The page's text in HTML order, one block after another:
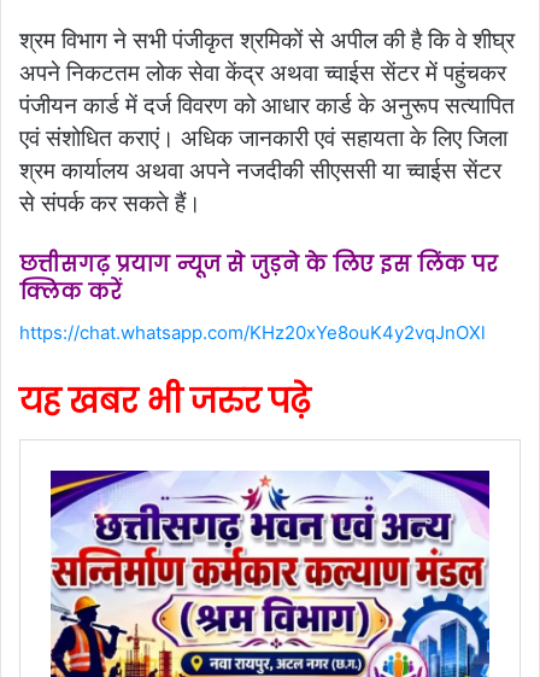
श्रम विभाग ने सभी पंजीकृत श्रमिकों से अपील की है कि वे शीघ्र
अपने निकटतम लोक सेवा केंद्र अथवा च्वाईस सेंटर में पहुंचकर
पंजीयन कार्ड में दर्ज विवरण को आधार कार्ड के अनुरूप सत्यापित
एवं संशोधित कराएं। अधिक जानकारी एवं सहायता के लिए जिला
श्रम कार्यालय अथवा अपने नजदीकी सीएससी या च्वाईस सेंटर
से संपर्क कर सकते हैं।
छत्तीसगढ़ प्रयाग न्यूज से जुड़ने के लिए इस लिंक पर
क्लिक करें
https://chat.whatsapp.com/KHz20xYe8ouK4y2vqJnOXl
यह खबर भी जरुर पढ़े